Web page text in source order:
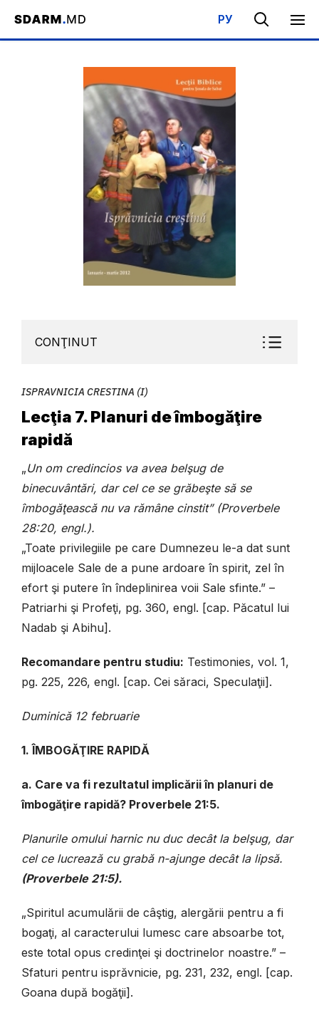
РУ
Acasa / Bibliotecă / Şcoala de Sabat / Ispravnicia crestina (I) /
CONŢINUT
ISPRAVNICIA CRESTINA (I)
Lecţia 7. Planuri de îmbogăţire
rapidă
„Un om credincios va avea belşug de
binecuvântări, dar cel ce se grăbeşte să se
îmbogăţească nu va rămâne cinstit” (Proverbele
28:20, engl.).
„Toate privilegiile pe care Dumnezeu le-a dat sunt
mijloacele Sale de a pune ardoare în spirit, zel în
efort şi putere în îndeplinirea voii Sale sfinte.” –
Patriarhi şi Profeţi, pg. 360, engl. [cap. Păcatul lui
Nadab şi Abihu].
Recomandare pentru studiu: Testimonies, vol. 1,
pg. 225, 226, engl. [cap. Cei săraci, Speculaţii].
Duminică 12 februarie
1. ÎMBOGĂŢIRE RAPIDĂ
a. Care va fi rezultatul implicării în planuri de
îmbogăţire rapidă? Proverbele 21:5.
Planurile omului harnic nu duc decât la belşug, dar
cel ce lucrează cu grabă n-ajunge decât la lipsă.
(Proverbele 21:5).
„Spiritul acumulării de câştig, alergării pentru a fi
bogaţi, al caracterului lumesc care absoarbe tot,
este total opus credinţei şi doctrinelor noastre.” –
Sfaturi pentru isprăvnicie, pg. 231, 232, engl. [cap.
Goana după bogăţii].